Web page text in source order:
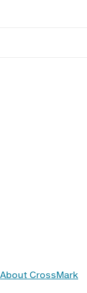
About CrossMark